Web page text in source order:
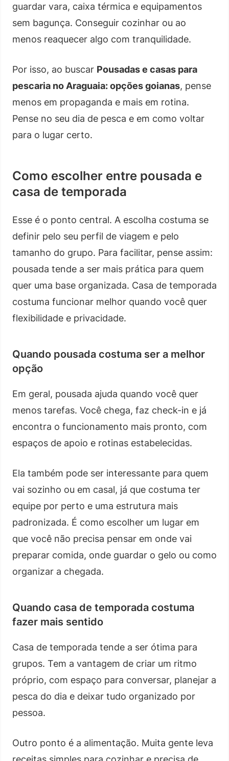
guardar vara, caixa térmica e equipamentos
sem bagunça. Conseguir cozinhar ou ao
menos reaquecer algo com tranquilidade.
Por isso, ao buscar Pousadas e casas para
pescaria no Araguaia: opções goianas, pense
menos em propaganda e mais em rotina.
Pense no seu dia de pesca e em como voltar
para o lugar certo.
Como escolher entre pousada e
casa de temporada
Esse é o ponto central. A escolha costuma se
definir pelo seu perfil de viagem e pelo
tamanho do grupo. Para facilitar, pense assim:
pousada tende a ser mais prática para quem
quer uma base organizada. Casa de temporada
costuma funcionar melhor quando você quer
flexibilidade e privacidade.
Quando pousada costuma ser a melhor
opção
Em geral, pousada ajuda quando você quer
menos tarefas. Você chega, faz check-in e já
encontra o funcionamento mais pronto, com
espaços de apoio e rotinas estabelecidas.
Ela também pode ser interessante para quem
vai sozinho ou em casal, já que costuma ter
equipe por perto e uma estrutura mais
padronizada. É como escolher um lugar em
que você não precisa pensar em onde vai
preparar comida, onde guardar o gelo ou como
organizar a chegada.
Quando casa de temporada costuma
fazer mais sentido
Casa de temporada tende a ser ótima para
grupos. Tem a vantagem de criar um ritmo
próprio, com espaço para conversar, planejar a
pesca do dia e deixar tudo organizado por
pessoa.
Outro ponto é a alimentação. Muita gente leva